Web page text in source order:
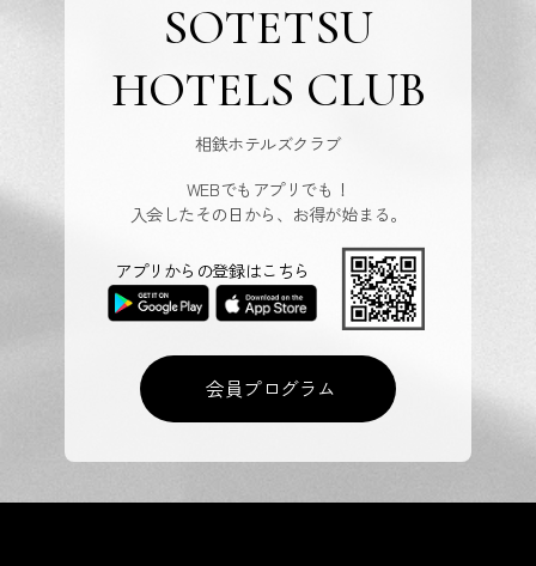
SOTETSU
HOTELS CLUB
相鉄ホテルズクラブ
WEBでもアプリでも！
入会したその日から、お得が始まる。
会員プログラム
アプリからの登録はこちら